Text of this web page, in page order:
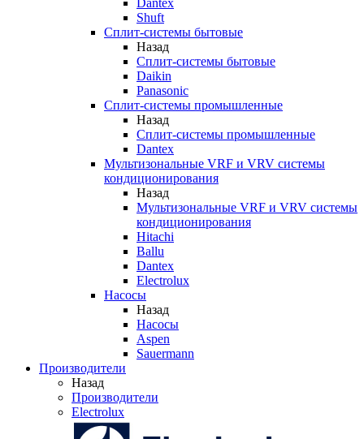
Dantex
Shuft
Сплит-системы бытовые
Назад
Сплит-системы бытовые
Daikin
Panasonic
Сплит-системы промышленные
Назад
Сплит-системы промышленные
Dantex
Мультизональные VRF и VRV системы
кондиционирования
Назад
Мультизональные VRF и VRV системы
кондиционирования
Hitachi
Ballu
Dantex
Electrolux
Насосы
Назад
Насосы
Aspen
Sauermann
Производители
Назад
Производители
Electrolux